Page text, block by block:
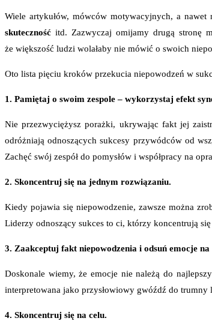
Wiele artykułów, mówców motywacyjnych, a
skuteczność itd. Zazwyczaj omijamy drugą stronę
że większość ludzi wolałaby nie mówić o swoich
Oto lista pięciu kroków przekucia niepowodzeń w
1. Pamiętaj o swoim zespole – wykorzystaj efekt
Nie przezwyciężysz porażki, ukrywając fakt jej
odróżniają odnoszących sukcesy przywódców od
Zachęć swój zespół do pomysłów i współpracy na
2. Skoncentruj się na jednym rozwiązaniu.
Kiedy pojawia się niepowodzenie, zawsze można
Liderzy odnoszący sukces to ci, którzy koncentrują
3. Zaakceptuj fakt niepowodzenia i odsuń emocje na
Doskonale wiemy, że emocje nie należą do
interpretowana jako przysłowiowy gwóźdź do trumny
4. Skoncentruj się na celu.